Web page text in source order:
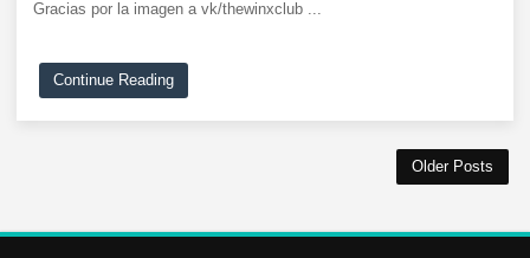
Gracias por la imagen a vk/thewinxclub ...
Continue Reading
Older Posts